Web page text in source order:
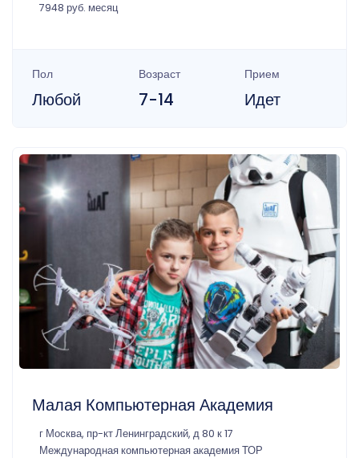
7948 руб. месяц
Пол
Любой
Возраст
7-14
Прием
Идет
Малая Компьютерная Академия
г Москва, пр-кт Ленинградский, д 80 к 17
Международная компьютерная академия ТОР